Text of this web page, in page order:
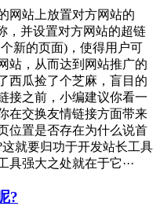
网站上放置对方网站的
，并设置对方网站的超链
新的页面)，使得用户可
站，从而达到网站推广的
西瓜捡了个芝麻，盲目的
接之前，小编建议你看一
在交换友情链接方面带来
位置是否存在为什么说首
就要归功于开发站长工具
强大之处就在于它···
?